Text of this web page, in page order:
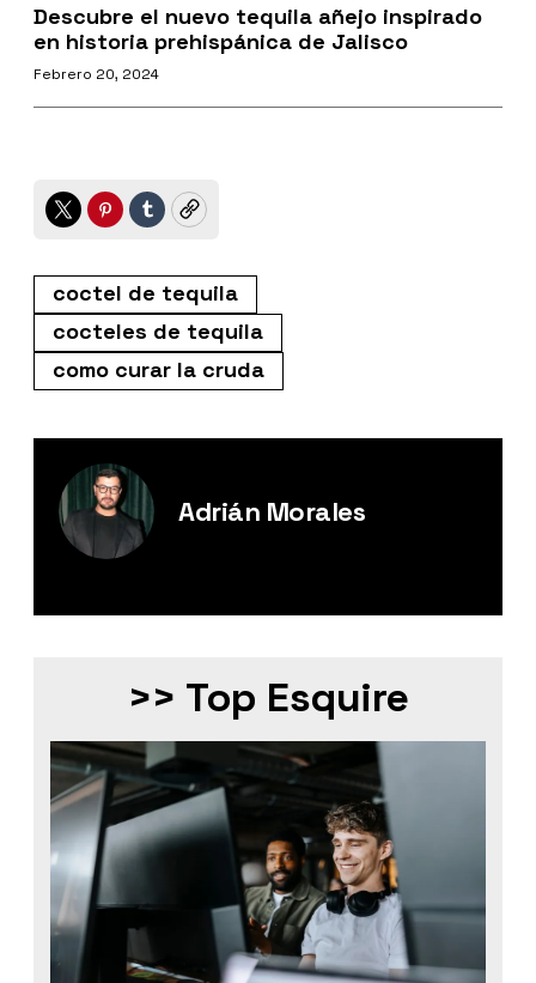
Descubre el nuevo tequila añejo inspirado
en historia prehispánica de Jalisco
Febrero 20, 2024
TwitterPinterest
TumblrCopy
coctel de tequila
cocteles de tequila
como curar la cruda
Adrián Morales
>> Top Esquire